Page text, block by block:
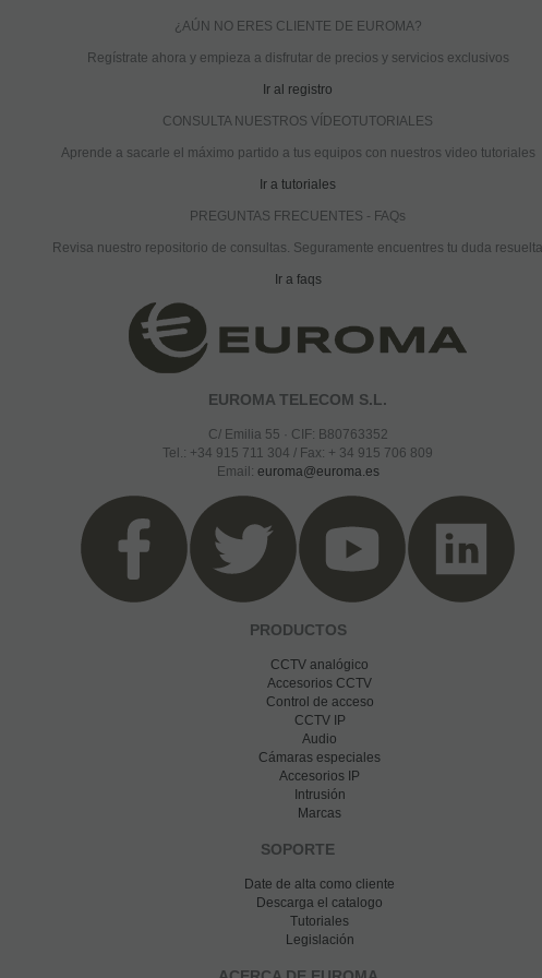
¿AÚN NO ERES CLIENTE DE EUROMA?
Regístrate ahora y empieza a disfrutar de precios y servicios exclusivos
Ir al registro
CONSULTA NUESTROS VÍDEOTUTORIALES
Aprende a sacarle el máximo partido a tus equipos con nuestros video tutoriales
Ir a tutoriales
PREGUNTAS FRECUENTES - FAQs
Revisa nuestro repositorio de consultas. Seguramente encuentres tu duda resuelta
Ir a faqs
EUROMA TELECOM S.L.
C/ Emilia 55 · CIF: B80763352
Tel.: +34 915 711 304 / Fax: + 34 915 706 809
Email: euroma@euroma.es
PRODUCTOS
CCTV analógico
Accesorios CCTV
Control de acceso
CCTV IP
Audio
Cámaras especiales
Accesorios IP
Intrusión
Marcas
SOPORTE
Date de alta como cliente
Descarga el catalogo
Tutoriales
Legislación